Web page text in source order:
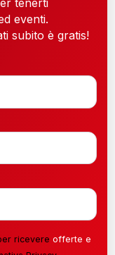
eventi.
subito è gratis!
ricevere offerte e